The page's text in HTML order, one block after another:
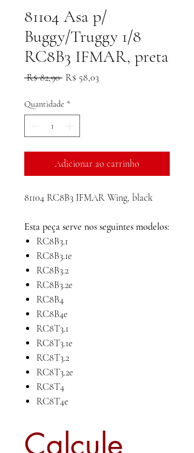
81104 Asa p/
Buggy/Truggy 1/8
RC8B3 IFMAR, preta
R$ 82,90 Preço
R$ 58,03Preço
Quantidade *
Adicionar ao carrinho
81104 RC8B3 IFMAR Wing, black
Esta peça serve nos seguintes modelos:
RC8B3.1
RC8B3.1e
RC8B3.2
RC8B3.2e
RC8B4
RC8B4e
RC8T3.1
RC8T3.1e
RC8T3.2
RC8T3.2e
RC8T4
RC8T4e
Calcule